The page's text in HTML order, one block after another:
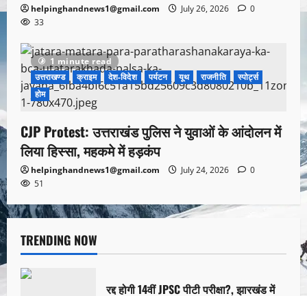
helpinghandnews1@gmail.com July 26, 2026
0
33
1 minute read
उत्तराखण्ड
क्राइम देश-विदेश पर्यटन यूथ राजनीति
स्पोर्ट्स
होम
CJP Protest: उत्तराखंड पुलिस ने युवाओं के आंदोलन में
लिया हिस्सा, महकमे में हड़कंप
helpinghandnews1@gmail.com July 24, 2026
0
51
TRENDING NOW
रद्द होगी 14वीं JPSC पीटी परीक्षा?, झारखंड में